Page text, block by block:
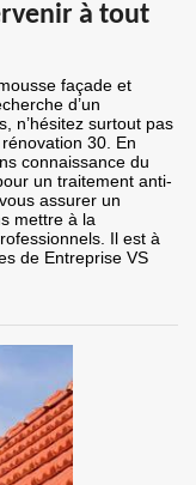
à tout
façade et
d’un
n’hésitez surtout pas
30. En
connaissance du
un traitement anti-
assurer un
mettre à la
Il est à
de Entreprise VS